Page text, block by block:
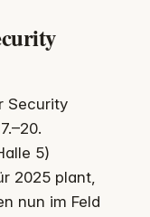
Security
5)
2025 plant,
nun im Feld